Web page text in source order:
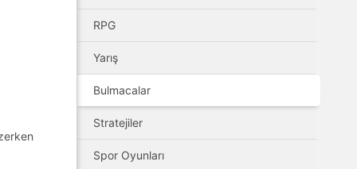
RPG
Yarış
Bulmacalar
Stratejiler
Spor Oyunları